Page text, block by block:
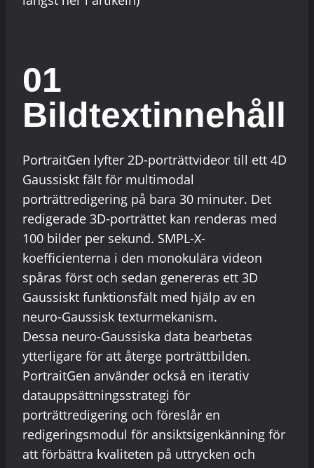
01
Bildtextinnehåll
PortraitGen lyfter 2D-porträttvideor till ett 4D
Gaussiskt fält för multimodal
porträttredigering på bara 30 minuter. Det
redigerade 3D-porträttet kan renderas med
100 bilder per sekund. SMPL-X-
koefficienterna i den monokulära videon
spåras först och sedan genereras ett 3D
Gaussiskt funktionsfält med hjälp av en
neuro-Gaussisk texturmekanism.
Dessa neuro-Gaussiska data bearbetas
ytterligare för att återge porträttbilden.
PortraitGen använder också en iterativ
datauppsättningsstrategi för
porträttredigering och föreslår en
redigeringsmodul för ansiktsigenkänning för
att förbättra kvaliteten på uttrycken och